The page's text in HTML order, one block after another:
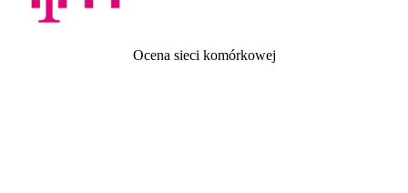
Ocena sieci komórkowej